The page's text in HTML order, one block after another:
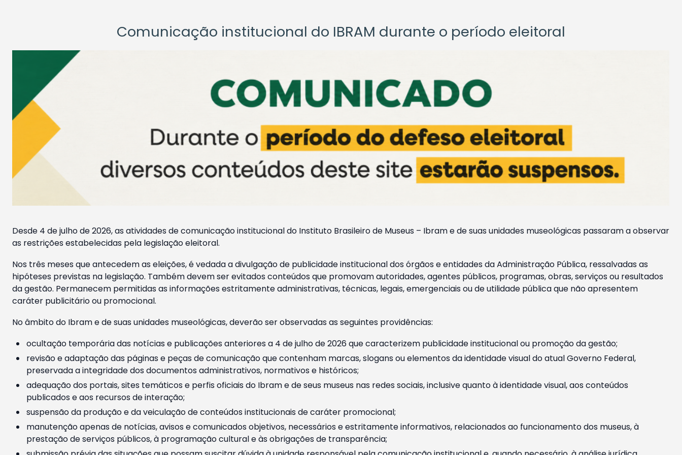
Comunicação institucional do IBRAM durante o período eleitoral
Desde 4 de julho de 2026, as atividades de comunicação institucional do Instituto Brasileiro de Museus – Ibram e de suas unidades museológicas passaram a observar
as restrições estabelecidas pela legislação eleitoral.
Nos três meses que antecedem as eleições, é vedada a divulgação de publicidade institucional dos órgãos e entidades da Administração Pública, ressalvadas as
hipóteses previstas na legislação. Também devem ser evitados conteúdos que promovam autoridades, agentes públicos, programas, obras, serviços ou resultados
da gestão. Permanecem permitidas as informações estritamente administrativas, técnicas, legais, emergenciais ou de utilidade pública que não apresentem
caráter publicitário ou promocional.
No âmbito do Ibram e de suas unidades museológicas, deverão ser observadas as seguintes providências:
ocultação temporária das notícias e publicações anteriores a 4 de julho de 2026 que caracterizem publicidade institucional ou promoção da gestão;
revisão e adaptação das páginas e peças de comunicação que contenham marcas, slogans ou elementos da identidade visual do atual Governo Federal,
preservada a integridade dos documentos administrativos, normativos e históricos;
adequação dos portais, sites temáticos e perfis oficiais do Ibram e de seus museus nas redes sociais, inclusive quanto à identidade visual, aos conteúdos
publicados e aos recursos de interação;
suspensão da produção e da veiculação de conteúdos institucionais de caráter promocional;
manutenção apenas de notícias, avisos e comunicados objetivos, necessários e estritamente informativos, relacionados ao funcionamento dos museus, à
prestação de serviços públicos, à programação cultural e às obrigações de transparência;